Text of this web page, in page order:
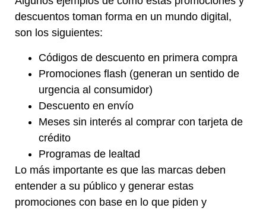
descuentos toman forma en un mundo digital,
son los siguientes:
Códigos de descuento en primera compra
Promociones flash (generan un sentido de
urgencia al consumidor)
Descuento en envío
Meses sin interés al comprar con tarjeta de
crédito
Programas de lealtad
Lo más importante es que las marcas deben
entender a su público y generar estas
promociones con base en lo que piden y